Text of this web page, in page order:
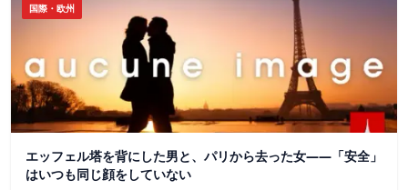
国際・欧州
エッフェル塔を背にした男と、パリから去った女——「安全」
はいつも同じ顔をしていない